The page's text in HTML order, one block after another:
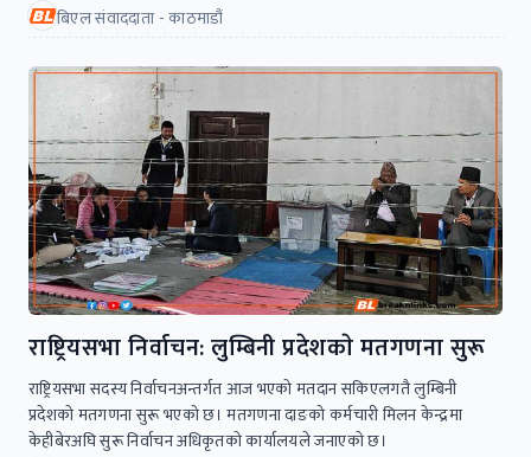
बिएल संवाददाता - काठमाडौं
राष्ट्रियसभा निर्वाचन: लुम्बिनी प्रदेशकाे मतगणना सुरू
राष्ट्रियसभा सदस्य निर्वाचनअन्तर्गत आज भएकाे मतदान सकिएलगतै लुम्बिनी
प्रदेशकाे मतगणना सुरू भएकाे छ। मतगणना दाङको कर्मचारी मिलन केन्द्रमा
केहीबेरअघि सुरू निर्वाचन अधिकृतकाे कार्यालयले जनाएकाे छ।